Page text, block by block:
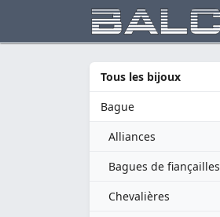
Tous les bijoux
Bague
Alliances
Bagues de fiançailles
Chevalières